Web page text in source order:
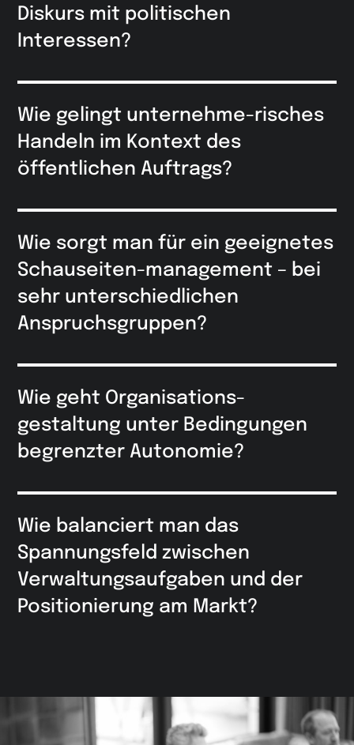
Diskurs mit politischen
Interessen?
Wie gelingt unternehme-risches
Handeln im Kontext des
öffentlichen Auftrags?
Wie sorgt man für ein geeignetes
Schauseiten-management – bei
sehr unterschiedlichen
Anspruchsgruppen?
Wie geht Organisations-
gestaltung unter Bedingungen
begrenzter Autonomie?
Wie balanciert man das
Spannungsfeld zwischen
Verwaltungsaufgaben und der
Positionierung am Markt?